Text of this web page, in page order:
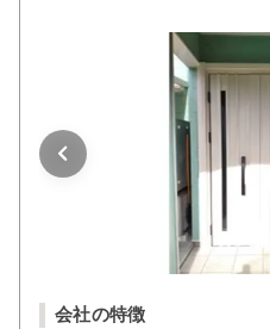
会社の特徴